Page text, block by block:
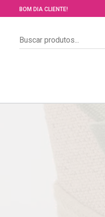
BOM DIA CLIENTE!